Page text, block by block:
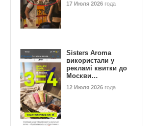
17 Июля 2026 года
Sisters Aroma
використали у
рекламі квитки до
Москви…
12 Июля 2026 года